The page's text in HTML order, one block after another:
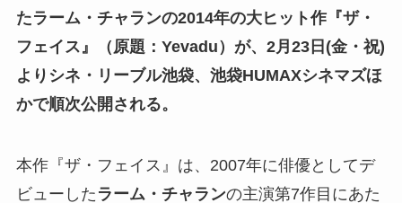
たラーム・チャランの2014年の大ヒット作『ザ・
フェイス』（原題：Yevadu）が、2月23日(金・祝)
よりシネ・リーブル池袋、池袋HUMAXシネマズほ
かで順次公開される。
本作『ザ・フェイス』は、2007年に俳優としてデ
ビューした ラーム・チャランの主演第7作目にあた